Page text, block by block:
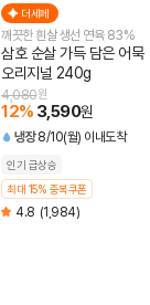
더세페
깨끗한 흰살 생선 연육 83%
삼호 순살 가득 담은 어묵
오리지널 240g
12% 3,590원
4,080원
냉장 8/10(월) 이내도착
인기 급상승
최대 15% 중복쿠폰
4.8 (1,984)